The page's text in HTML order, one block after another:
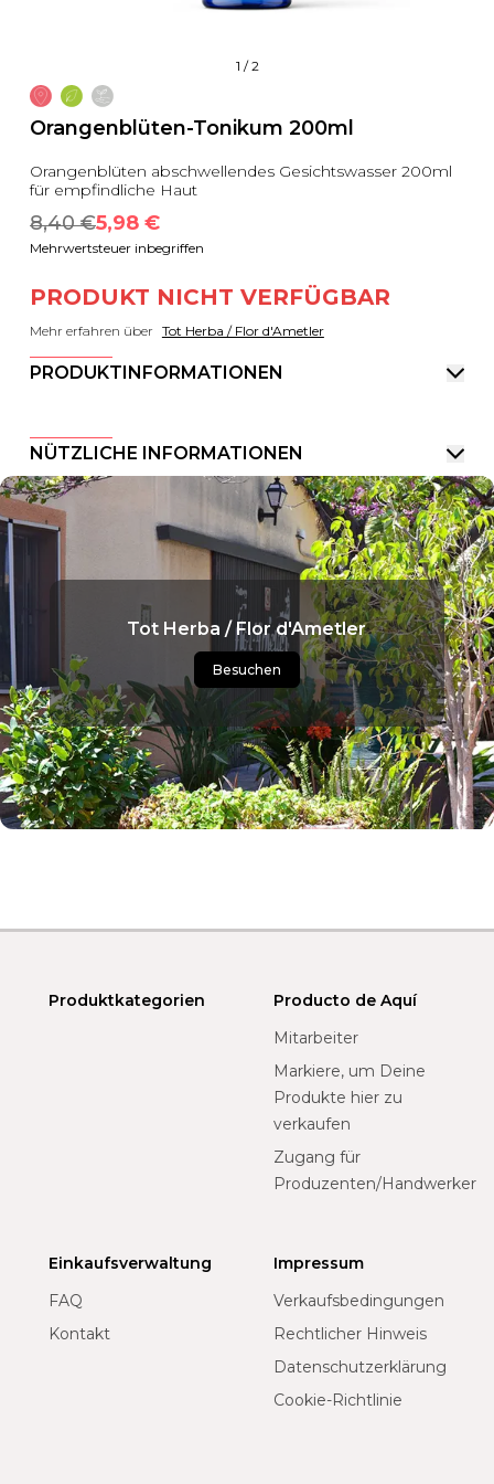
1 /2
Orangenblüten-Tonikum 200ml
Orangenblüten abschwellendes Gesichtswasser 200ml
für empfindliche Haut
8,40 €5,98 €
Mehrwertsteuer inbegriffen
PRODUKT NICHT VERFÜGBAR
Mehr erfahren über Tot Herba / Flor d'Ametler
PRODUKTINFORMATIONEN
NÜTZLICHE INFORMATIONEN
Tot Herba / Flor d'Ametler
Besuchen
Produktkategorien
Producto de Aquí
Mitarbeiter
Markiere, um Deine
Produkte hier zu
verkaufen
Zugang für
Produzenten/Handwerker
Einkaufsverwaltung
FAQ
Kontakt
Impressum
Verkaufsbedingungen
Rechtlicher Hinweis
Datenschutzerklärung
Cookie-Richtlinie